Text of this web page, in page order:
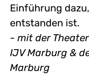
Einführung
entstanden ist.
- mit der
IJV Marburg &
Marburg